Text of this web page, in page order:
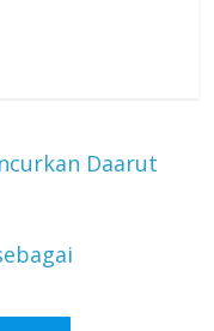
Daarut